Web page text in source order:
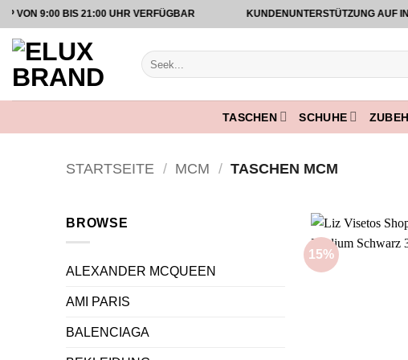
Zum
Inhalt
springen
9:00 BIS 21:00 UHR VERFÜGBAR KUNDENUNTERSTÜTZUNG AUF
Suche
nach:
TASCHEN SCHUHE
STARTSEITE / MCM / TASCHEN MCM
BROWSE
ALEXANDER MCQUEEN
AMI PARIS
BALENCIAGA
15%